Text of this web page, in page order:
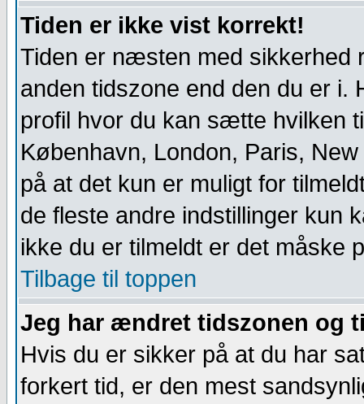
Tiden er ikke vist korrekt!
Tiden er næsten med sikkerhed
anden tidszone end den du er
profil hvor du kan sætte hvilken
København, London, Paris,
på at det kun er muligt for
de fleste andre indstillinger kun
ikke du er tilmeldt er det måske
Tilbage til toppen
Jeg har ændret tidszonen og
Hvis du er sikker på at du har
forkert tid, er den mest